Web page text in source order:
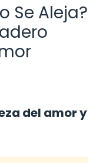
Se Aleja?
del amor y